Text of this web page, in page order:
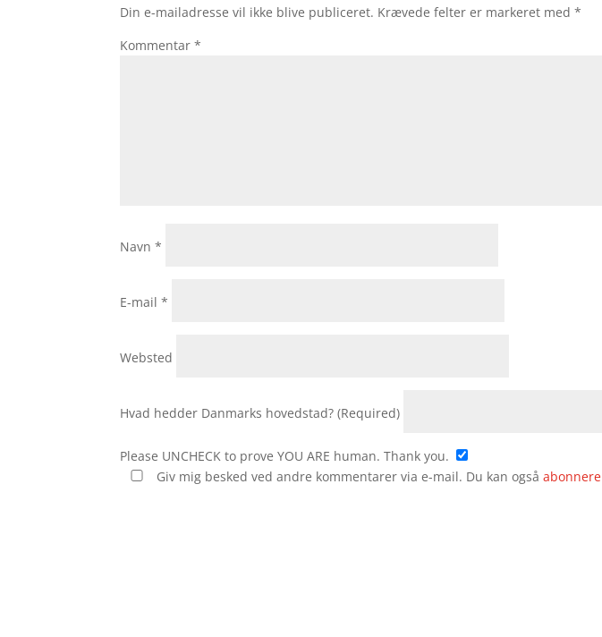
Din e-mailadresse vil ikke blive publiceret. Krævede felter er markeret med*
Kommentar*
Navn*
E-mail*
Websted
Hvad hedder Danmarks hovedstad? (Required)
Please UNCHECK to prove YOU ARE human. Thank you.
Giv mig besked ved andre kommentarer via e-mail. Du kan ogsåabonnere